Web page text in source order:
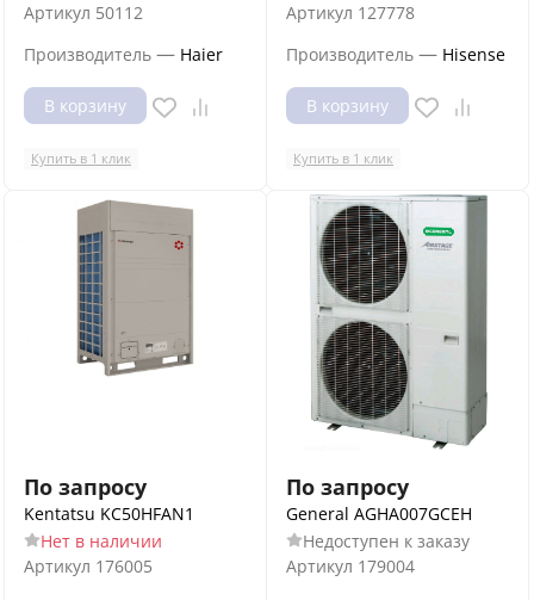
Артикул 50112
Производитель — Haier
В корзину
Купить в 1 клик
Артикул 127778
Производитель — Hisense
В корзину
Купить в 1 клик
По запросу
Kentatsu KC50HFAN1
Нет в наличии
Артикул 176005
По запросу
General AGHA007GCEH
Недоступен к заказу
Артикул 179004